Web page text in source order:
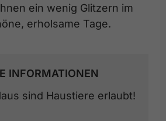
ein wenig Glitzern im
erholsame Tage.
INFORMATIONEN
sind Haustiere erlaubt!